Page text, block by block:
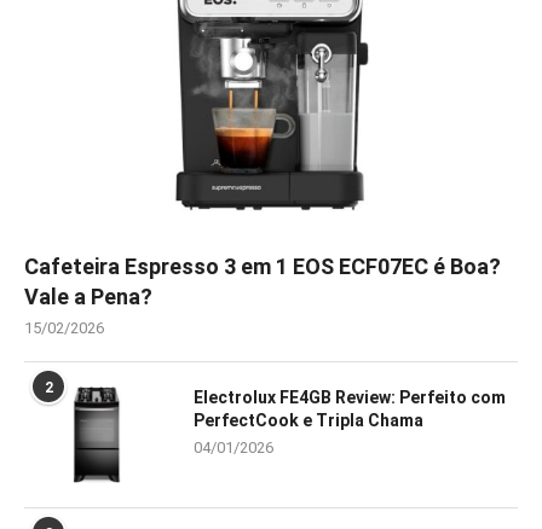
Cafeteira Espresso 3 em 1 EOS ECF07EC é Boa?
Vale a Pena?
15/02/2026
2
Electrolux FE4GB Review: Perfeito com
PerfectCook e Tripla Chama
04/01/2026